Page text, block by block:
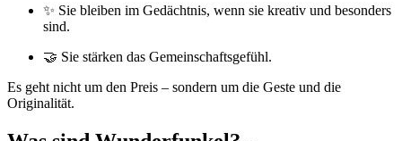
✨ Sie bleiben im Gedächtnis, wenn sie kreativ und besonders
sind.
🤝 Sie stärken das Gemeinschaftsgefühl.
Es geht nicht um den Preis – sondern um die Geste und die
Originalität.